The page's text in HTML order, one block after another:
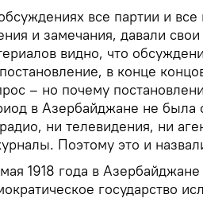
все партии и
и замечания, давали
видно, что
в конце
– но почему
в Азербайджане не
ни телевидения, ни
Поэтому это и
1918 года в
государство